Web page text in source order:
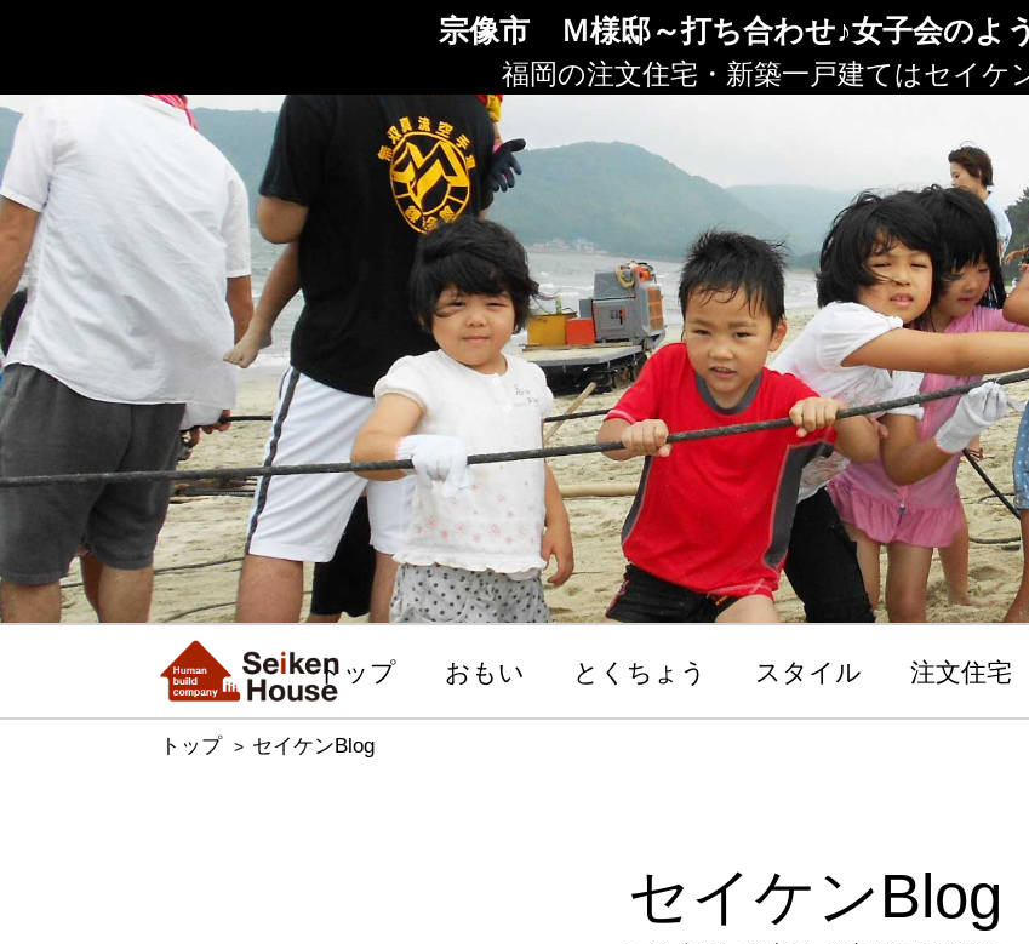
宗像市 Ｍ様邸～打ち合わせ♪女子会のよ
福岡の注文住宅・新築一戸建てはセイケ
トップ おもい とくちょう スタイル 注文住宅
トップ セイケンBlog
セイケンBlog